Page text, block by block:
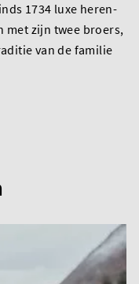
1734 luxe heren-
met zijn twee broers,
van de familie